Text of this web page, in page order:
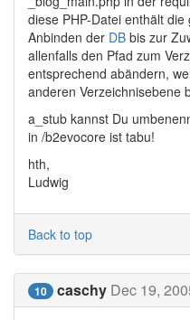
diese PHP-Datei enthält
Anbinden der DB bis zur
allenfalls den Pfad zum
entsprechend abändern,
anderen Verzeichnisebene
a_stub kannst Du
in /b2evocore ist tabu!
hth,
Ludwig
Back to top
10 caschy Dec 19,